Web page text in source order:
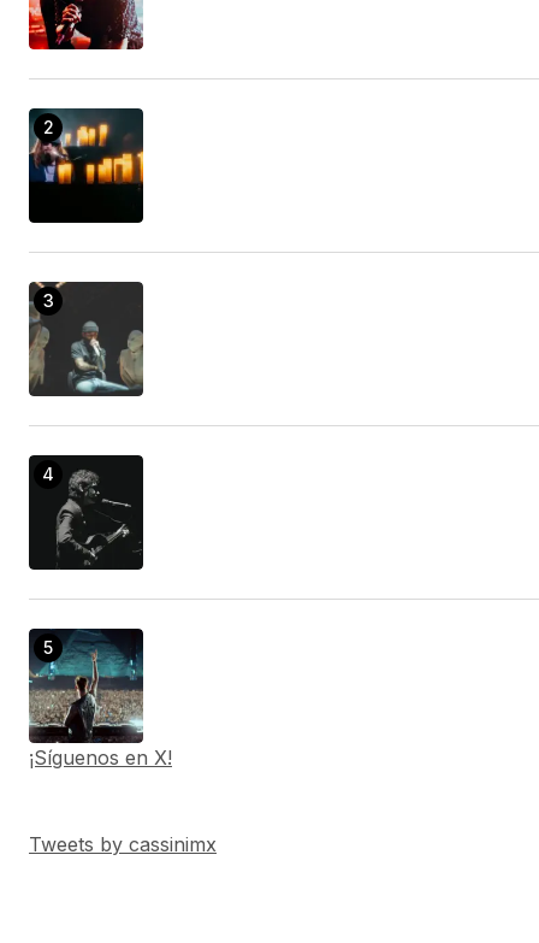
¡Síguenos en X!
Tweets by cassinimx